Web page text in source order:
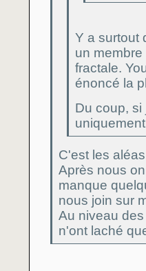
Y a surtout
un
fractale.
énoncé la
Du coup, si
C'est les
Après nous
manque
nous join sur
Au niveau
n'ont laché